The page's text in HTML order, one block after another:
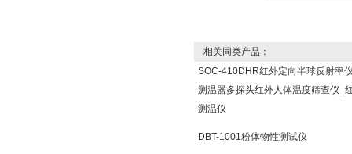
相关同类产品：
SOC-410DHR红外定向半球反射率
测温器多探头红外人体温度筛查仪_
测温仪
DBT-1001粉体物性测试仪